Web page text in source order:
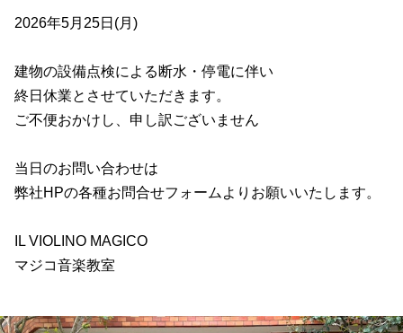
2026年5月25日(月)
建物の設備点検による断水・停電に伴い
終日休業とさせていただきます。
ご不便おかけし、申し訳ございません
当日のお問い合わせは
弊社HPの各種お問合せフォームよりお願いいたします。
IL VIOLINO MAGICO
マジコ音楽教室